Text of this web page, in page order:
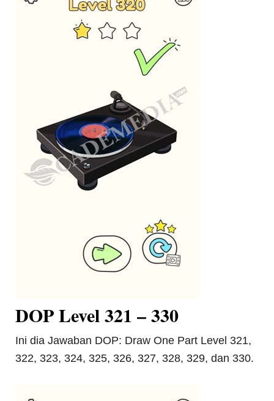
DOP Level 321 – 330
Ini dia Jawaban DOP: Draw One Part Level 321,
322, 323, 324, 325, 326, 327, 328, 329, dan 330.